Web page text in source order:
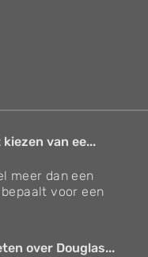
van ee...
meer dan een
voor een
over Douglas...